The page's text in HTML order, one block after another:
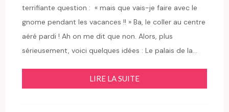
terrifiante question : « mais que vais-je faire avec le
gnome pendant les vacances !! » Ba, le coller au centre
aéré pardi ! Ah on me dit que non. Alors, plus
sérieusement, voici quelques idées : Le palais de la…
LIRE LA SUITE